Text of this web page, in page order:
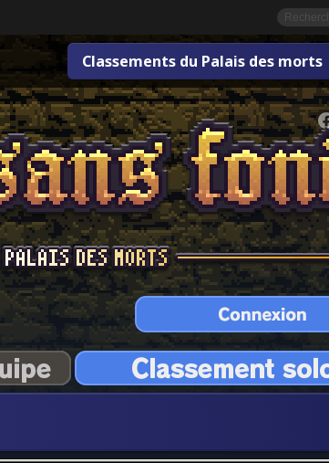
Classements du Palais des morts